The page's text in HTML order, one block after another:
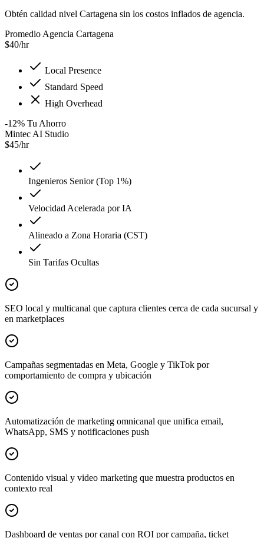
Obtén calidad nivel Cartagena sin los costos inflados de agencia.
Promedio Agencia Cartagena
$40/hr
Local Presence
Standard Speed
High Overhead
-12% Tu Ahorro
Mintec AI Studio
$45/hr
Ingenieros Senior (Top 1%)
Velocidad Acelerada por IA
Alineado a Zona Horaria (CST)
Sin Tarifas Ocultas
SEO local y multicanal que captura clientes cerca de cada sucursal y
en marketplaces
Campañas segmentadas en Meta, Google y TikTok por
comportamiento de compra y ubicación
Automatización de marketing omnicanal que unifica email,
WhatsApp, SMS y notificaciones push
Contenido visual y video marketing que muestra productos en
contexto real
Dashboard de ventas por canal con ROI por campaña, ticket